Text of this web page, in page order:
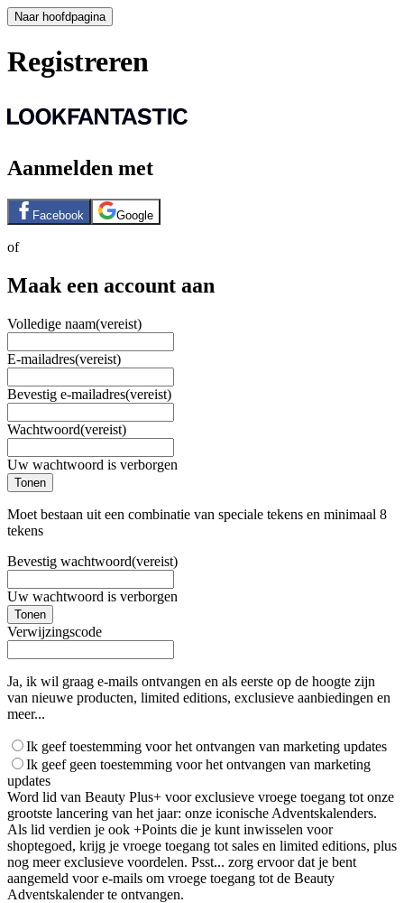
Naar hoofdpagina
Registreren
Aanmelden met
Facebook Google
of
Maak een account aan
Volledige naam(vereist)
E-mailadres(vereist)
Bevestig e-mailadres(vereist)
Wachtwoord(vereist)
Uw wachtwoord is verborgen
Tonen
Moet bestaan uit een combinatie van speciale tekens en minimaal 8
tekens
Bevestig wachtwoord(vereist)
Uw wachtwoord is verborgen
Tonen
Verwijzingscode
Ja, ik wil graag e-mails ontvangen en als eerste op de hoogte zijn
van nieuwe producten, limited editions, exclusieve aanbiedingen en
meer...
Ik geef toestemming voor het ontvangen van marketing updates
Ik geef geen toestemming voor het ontvangen van marketing
updates
Word lid van Beauty Plus+ voor exclusieve vroege toegang tot onze
grootste lancering van het jaar: onze iconische Adventskalenders.
Als lid verdien je ook +Points die je kunt inwisselen voor
shoptegoed, krijg je vroege toegang tot sales en limited editions, plus
nog meer exclusieve voordelen. Psst... zorg ervoor dat je bent
aangemeld voor e-mails om vroege toegang tot de Beauty
Adventskalender te ontvangen.